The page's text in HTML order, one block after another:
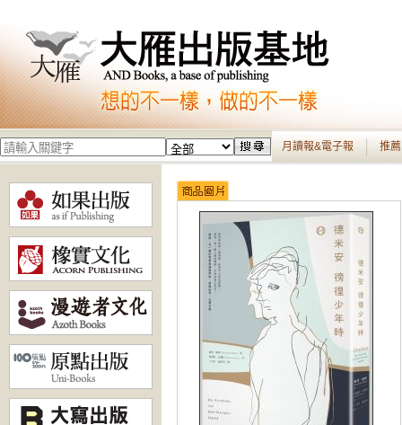
月讀報&電子報 推